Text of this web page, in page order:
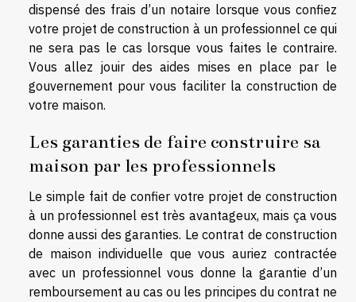
dispensé des frais d’un notaire lorsque vous confiez
votre projet de construction à un professionnel ce qui
ne sera pas le cas lorsque vous faites le contraire.
Vous allez jouir des aides mises en place par le
gouvernement pour vous faciliter la construction de
votre maison.
Les garanties de faire construire sa
maison par les professionnels
Le simple fait de confier votre projet de construction
à un professionnel est très avantageux, mais ça vous
donne aussi des garanties. Le contrat de construction
de maison individuelle que vous auriez contractée
avec un professionnel vous donne la garantie d’un
remboursement au cas ou les principes du contrat ne